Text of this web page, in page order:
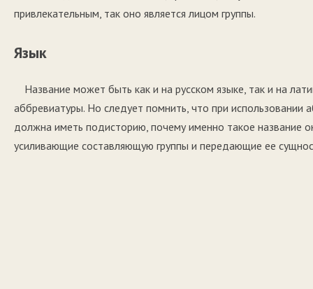
привлекательным, так оно является лицом группы.
Язык
Название может быть как и на русском языке, так и на
аббревиатуры. Но следует помнить, что при использовании
должна иметь подисторию, почему именно такое название
усиливающие составляющую группы и передающие ее